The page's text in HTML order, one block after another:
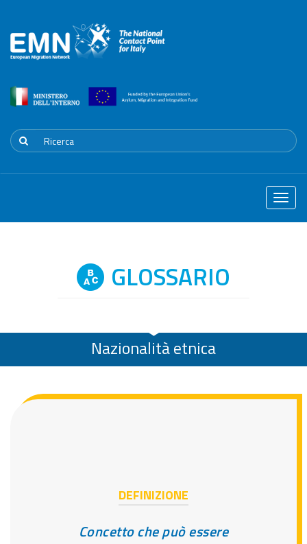
Toggle
GLOSSARIO
Nazionalità etnica
DEFINIZIONE
Concetto che può essere